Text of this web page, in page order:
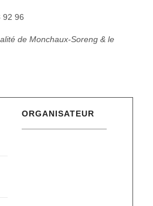
92 96
de Monchaux-Soreng & le
ORGANISATEUR